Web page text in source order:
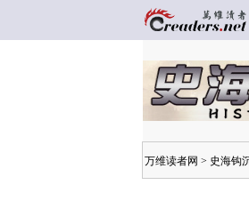
万维读者网 > 史海钩